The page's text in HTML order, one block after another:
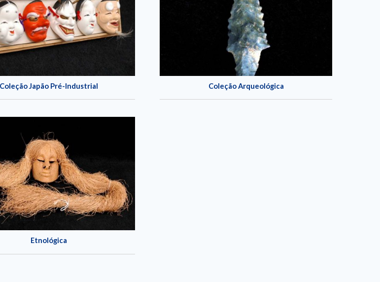
Coleção Japão Pré-Industrial Coleção Arqueológica
Etnológica